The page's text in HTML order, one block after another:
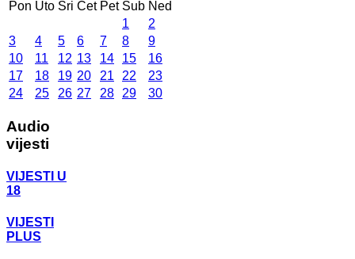
Pon Uto Sri Čet Pet Sub Ned
1
2
3
4 5 6 7 8
9
10
11 12 13 14 15
16
17
18 19 20 21 22
23
24
25 26 27 28 29 30
Audio
vijesti
VIJESTI U
18
VIJESTI
PLUS